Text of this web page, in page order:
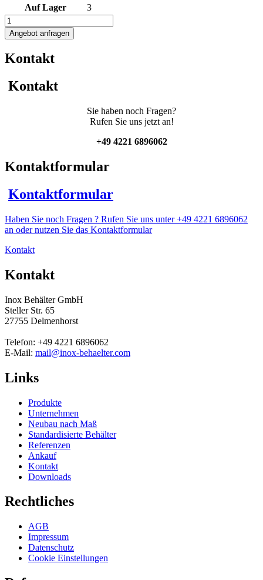
Auf Lager
3
152L
elektrisch
beheizter
Rührwerksbehälter
mit
Menge
Angebot anfragen
Kontakt
Kontakt
Sie haben noch Fragen?
Rufen Sie uns jetzt an!
+49 4221 6896062
Kontaktformular
Kontaktformular
Haben Sie noch Fragen ? Rufen Sie uns unter +49 4221 6896062
an oder nutzen Sie das Kontaktformular
Kontakt
Kontakt
Inox Behälter GmbH
Steller Str. 65
27755 Delmenhorst
Telefon: +49 4221 6896062
E-Mail: mail@inox-behaelter.com
Links
Produkte
Unternehmen
Neubau nach Maß
Standardisierte Behälter
Referenzen
Ankauf
Kontakt
Downloads
Rechtliches
AGB
Impressum
Datenschutz
Cookie Einstellungen